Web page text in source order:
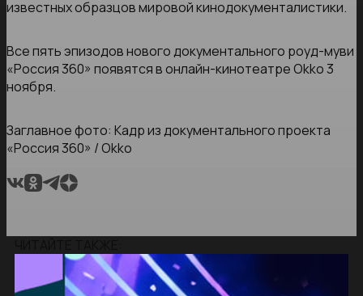
известных образцов мировой кинодокументалистики.
Все пять эпизодов нового документального роуд-муви
«Россия 360» появятся в онлайн-кинотеатре Okko 3
ноября.
Заглавное фото: Кадр из документального проекта
«Россия 360» / Okko